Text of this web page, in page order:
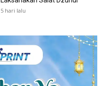
5 hari lalu